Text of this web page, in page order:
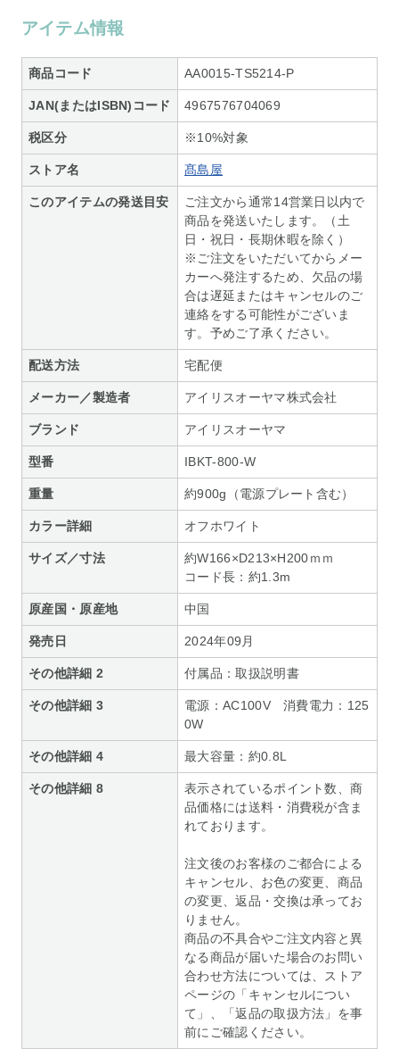
アイテム情報
商品コード AA0015-TS5214-P
JAN(またはISBN)コード 4967576704069
税区分 ※10%対象
ストア名 髙島屋
このアイテムの発送目安
ご注文から通常14営業日以内で
商品を発送いたします。（土
日・祝日・長期休暇を除く）
※ご注文をいただいてからメー
カーへ発注するため、欠品の場
合は遅延またはキャンセルのご
連絡をする可能性がございま
す。予めご了承ください。
配送方法 宅配便
メーカー／製造者 アイリスオーヤマ株式会社
ブランド アイリスオーヤマ
型番 IBKT-800-W
重量 約900g（電源プレート含む）
カラー詳細 オフホワイト
サイズ／寸法
約W166×D213×H200ｍｍ
コード長：約1.3m
原産国・原産地 中国
発売日 2024年09月
その他詳細 2 付属品：取扱説明書
その他詳細 3
電源：AC100V 消費電力：125
0W
その他詳細 4 最大容量：約0.8L
その他詳細 8
表示されているポイント数、商
品価格には送料・消費税が含ま
れております。
注文後のお客様のご都合による
キャンセル、お色の変更、商品
の変更、返品・交換は承ってお
りません。
商品の不具合やご注文内容と異
なる商品が届いた場合のお問い
合わせ方法については、ストア
ページの「キャンセルについ
て」、「返品の取扱方法」を事
前にご確認ください。